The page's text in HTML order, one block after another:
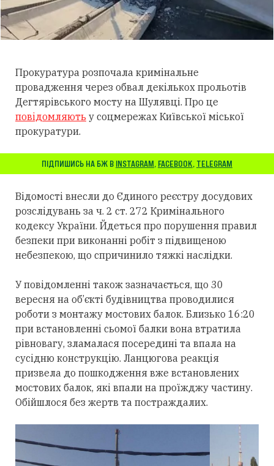
Прокуратура розпочала кримінальне
провадження через обвал декількох прольотів
Дегтярівського мосту на Шулявці. Про це
повідомляють у соцмережах Київської міської
прокуратури.
ПІДПИШИСЬ НА БЖ В INSTAGRAM, FACEBOOK, TELEGRAM
Відомості внесли до Єдиного реєстру досудових
розслідувань за ч. 2 ст. 272 Кримінального
кодексу України. Йдеться про порушення правил
безпеки при виконанні робіт з підвищеною
небезпекою, що спричинило тяжкі наслідки.
У повідомленні також зазначається, що 30
вересня на об’єкті будівництва проводилися
роботи з монтажу мостових балок. Близько 16:20
при встановленні сьомої балки вона втратила
рівновагу, зламалася посередині та впала на
сусідню конструкцію. Ланцюгова реакція
призвела до пошкодження вже встановлених
мостових балок, які впали на проїжджу частину.
Обійшлося без жертв та постраждалих.